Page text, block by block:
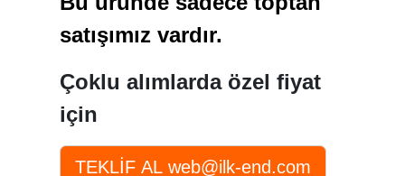
satışımız vardır.
Çoklu alımlarda özel fiyat
için